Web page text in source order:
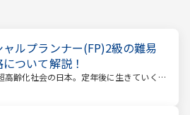
ャルプランナー(FP)2級の難易
ついて解説！
高齢化社会の日本。定年後に生きていく時
どんな年齢の人でも、安心して暮らし